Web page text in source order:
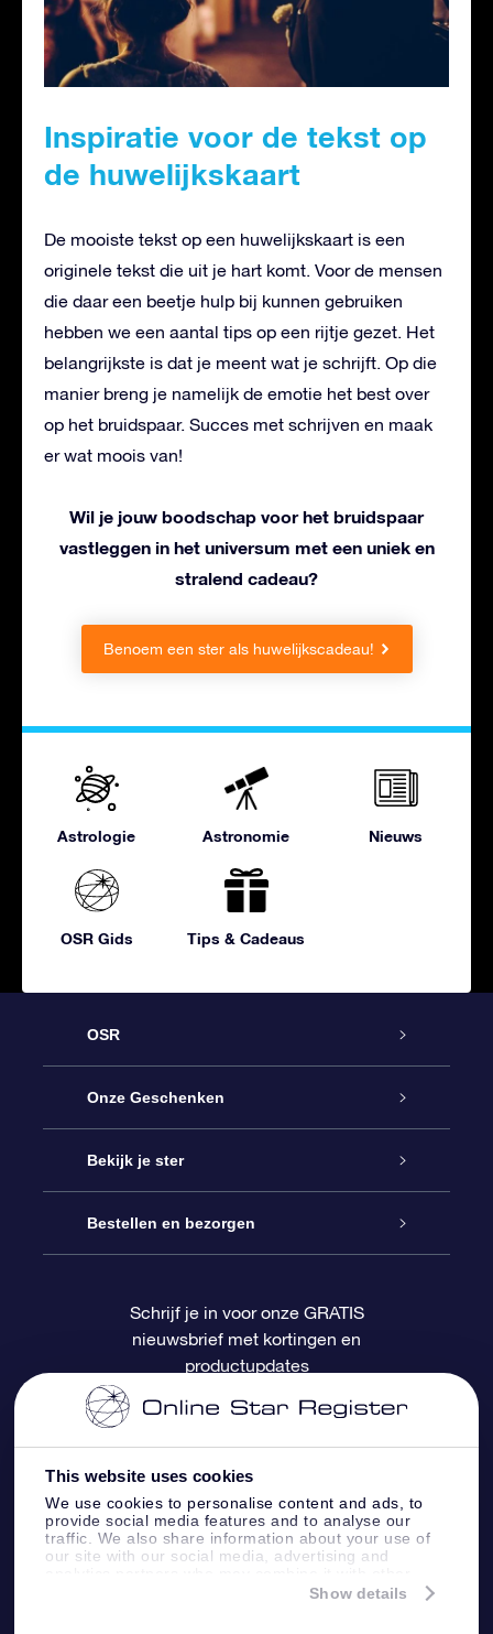
This website uses cookies
We use cookies to personalise content and ads, to
provide social media features and to analyse our
traffic. We also share information about your use of
our site with our social media, advertising and
information that you’ve provided to them or that
Show details
Inspiratie voor de tekst op
de huwelijkskaart
De mooiste tekst op een huwelijkskaart is een
originele tekst die uit je hart komt. Voor de mensen
die daar een beetje hulp bij kunnen gebruiken
hebben we een aantal tips op een rijtje gezet. Het
belangrijkste is dat je meent wat je schrijft. Op die
manier breng je namelijk de emotie het best over
op het bruidspaar. Succes met schrijven en maak
er wat moois van!
Wil je jouw boodschap voor het bruidspaar
vastleggen in het universum met een uniek en
stralend cadeau?
Benoem een ster als huwelijkscadeau!
Astrologie Astronomie Nieuws
OSR Gids Tips & Cadeaus
OSR
Service
Contact
Blog
OSR Recensies
Onze Geschenken
Online Star Gift
OSR Cadeaupakket
OSR Cadeaukaart
Relatiegeschenken
Bekijk je ster
Sterrenregister
Gepersonaliseerde sterrenpagina
One Million Stars
OSR Starsaver
Fly me to the Stars App
Bestellen en bezorgen
Betalingsinformatie
Verzendinformatie
Retourbeleid
Constellaties
Schrijf je in voor onze GRATIS
nieuwsbrief met kortingen en
productupdates